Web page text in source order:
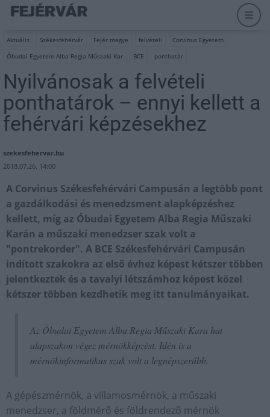
Aktuális Székesfehérvár Fejér megye felvételi
Corvinus Egyetem
Óbudai Egyetem Alba Regia Műszaki Kar
BCE ponthatár
Nyilvánosak a felvételi
ponthatárok – ennyi kellett a
fehérvári képzésekhez
szekesfehervar.hu
2018.07.26. 14:00
A Corvinus Székesfehérvári Campusán a legtöbb pont
a gazdálkodási és menedzsment alapképzéshez
kellett, míg az Óbudai Egyetem Alba Regia Műszaki
Karán a műszaki menedzser szak volt a
"pontrekorder". A BCE Székesfehérvári Campusán
indított szakokra az első évhez képest kétszer többen
jelentkeztek és a tavalyi létszámhoz képest közel
kétszer többen kezdhetik meg itt tanulmányaikat.
Az Óbudai Egyetem Alba Regia Műszaki Kara hat
alapszakon végez mérnökképzést. Idén is a
mérnökinformatikus szak volt a legnépszerűbb.
A gépészmérnök, a villamosmérnök, a műszaki
menedzser, a földmérő és földrendező mérnök